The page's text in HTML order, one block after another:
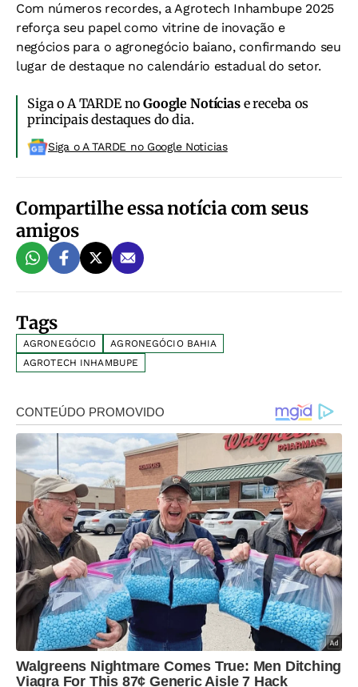
Com números recordes, a Agrotech Inhambupe 2025
reforça seu papel como vitrine de inovação e
negócios para o agronegócio baiano, confirmando seu
lugar de destaque no calendário estadual do setor.
Siga o A TARDE noGoogle Notíciase receba os
principais destaques do dia.
Siga o A TARDE no Google Noticias
Compartilhe essa notícia com seus
amigos
Tags
AGRONEGÓCIO
AGRONEGÓCIO BAHIA
AGROTECH INHAMBUPE